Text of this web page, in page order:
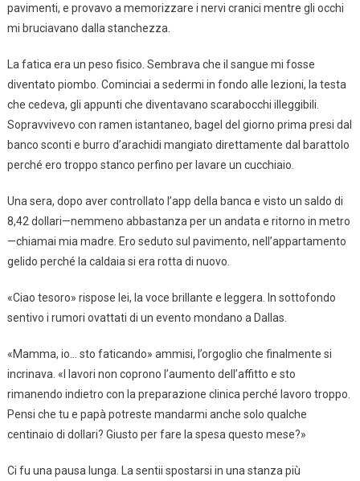
pavimenti, e provavo a memorizzare i nervi cranici mentre gli occhi
mi bruciavano dalla stanchezza.
La fatica era un peso fisico. Sembrava che il sangue mi fosse
diventato piombo. Cominciai a sedermi in fondo alle lezioni, la testa
che cedeva, gli appunti che diventavano scarabocchi illeggibili.
Sopravvivevo con ramen istantaneo, bagel del giorno prima presi dal
banco sconti e burro d’arachidi mangiato direttamente dal barattolo
perché ero troppo stanco perfino per lavare un cucchiaio.
Una sera, dopo aver controllato l’app della banca e visto un saldo di
8,42 dollari—nemmeno abbastanza per un andata e ritorno in metro
—chiamai mia madre. Ero seduto sul pavimento, nell’appartamento
gelido perché la caldaia si era rotta di nuovo.
«Ciao tesoro» rispose lei, la voce brillante e leggera. In sottofondo
sentivo i rumori ovattati di un evento mondano a Dallas.
«Mamma, io… sto faticando» ammisi, l’orgoglio che finalmente si
incrinava. «I lavori non coprono l’aumento dell’affitto e sto
rimanendo indietro con la preparazione clinica perché lavoro troppo.
Pensi che tu e papà potreste mandarmi anche solo qualche
centinaio di dollari? Giusto per fare la spesa questo mese?»
Ci fu una pausa lunga. La sentii spostarsi in una stanza più